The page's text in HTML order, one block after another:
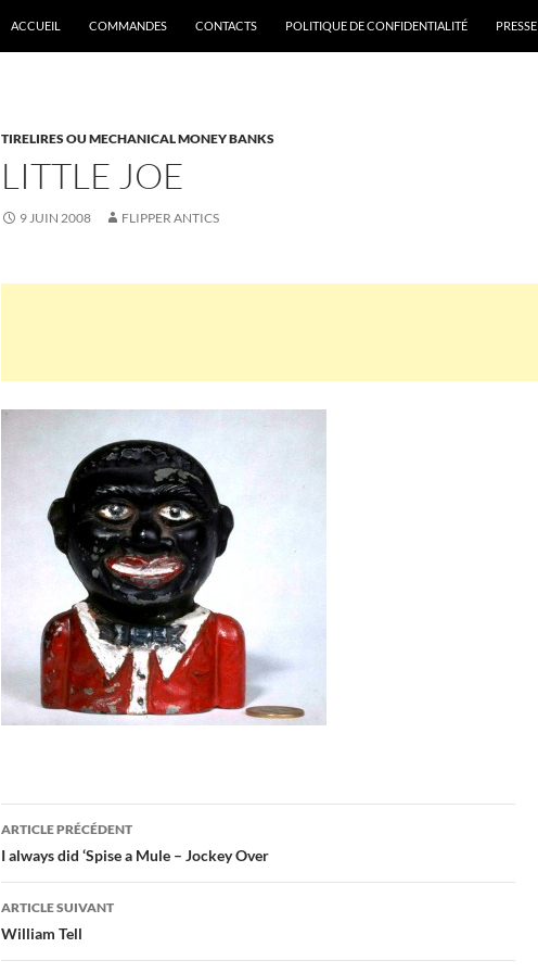
ACCUEIL COMMANDES CONTACTS POLITIQUE DE CONFIDENTIALITÉ PRESSE
TIRELIRES OU MECHANICAL MONEY BANKS
LITTLE JOE
9 JUIN 2008 FLIPPER ANTICS
Navigation
des
articles
ARTICLE PRÉCÉDENT
I always did ‘Spise a Mule – Jockey Over
ARTICLE SUIVANT
William Tell